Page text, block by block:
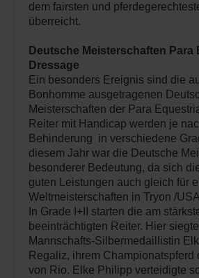
dem fairsten und
überreicht.
Deutsche Meisterschaften Para
Dressage
Ein besonders Ereignis sind die
Bonhomme ausgetragenen
Meisterschaften der Para
Reiter mit Handicap werden je
Behinderung in verschiedene
diesem Jahr war die Deutsche
besonderer Bedeutung, da sich
guten Leistungen auch gleich für
Weltmeisterschaften in Tryon /
In Grade I+II starten die am
beeinträchtigten Reiter. Hier
Mannschafts-Silbermedaillistin
Regaliz, ihrem Championatspferd
von Rio. Elke Philipp verteidigte